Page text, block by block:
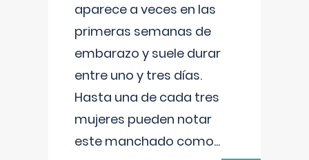
aparece a veces en las
primeras semanas de
embarazo y suele durar
entre uno y tres días.
Hasta una de cada tres
mujeres pueden notar
este manchado como...